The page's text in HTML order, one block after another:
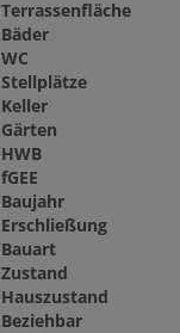
Terrassenfläche
Bäder
WC
Stellplätze
Keller
Gärten
HWB
fGEE
Baujahr
Erschließung
Bauart
Zustand
Hauszustand
Beziehbar